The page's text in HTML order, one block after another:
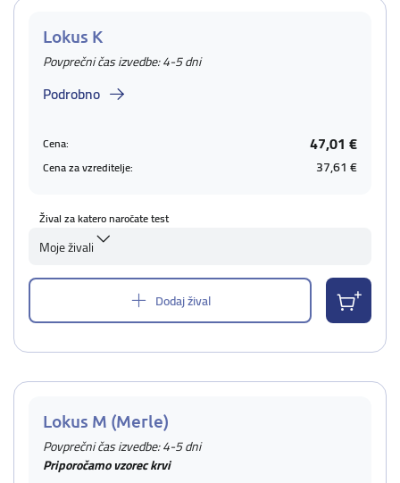
Lokus K
Povprečni čas izvedbe: 4-5 dni
Podrobno
Cena: 47,01 €
Cena za vzreditelje: 37,61 €
Žival za katero naročate test
Moje živali
Dodaj žival
Lokus M (Merle)
Povprečni čas izvedbe: 4-5 dni
Priporočamo vzorec krvi